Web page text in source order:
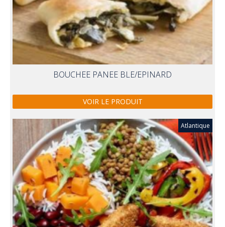
BOUCHEE PANEE BLE/EPINARD
VOIR LE PRODUIT
Atlantique